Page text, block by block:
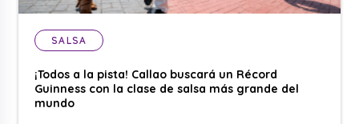
SALSA
¡Todos a la pista! Callao buscará un Récord
Guinness con la clase de salsa más grande del
mundo